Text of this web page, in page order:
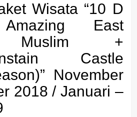
Wisata “10 D
East
Muslim +
Castle
November
2018 / Januari –